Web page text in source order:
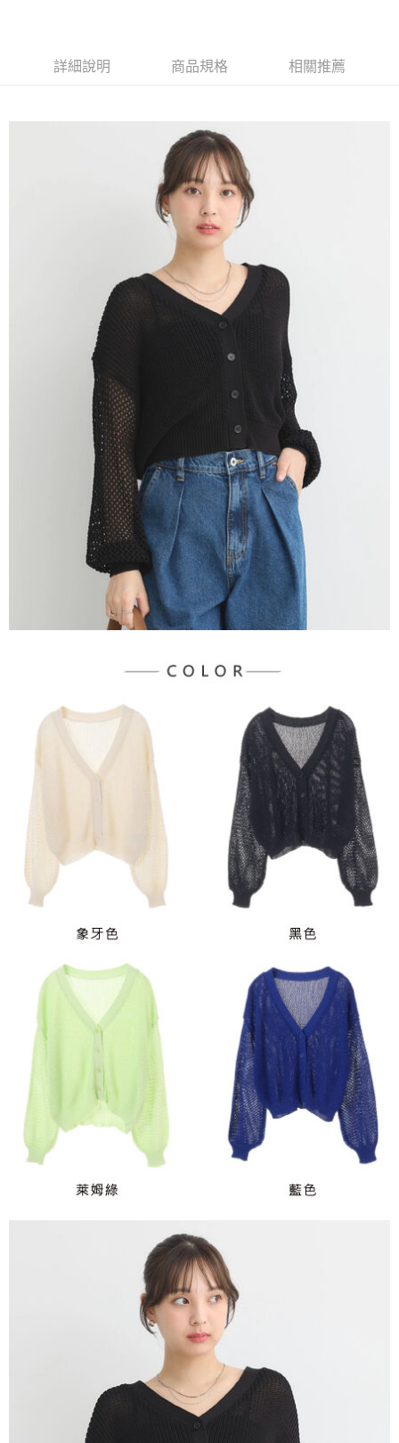
相關說明
【大哥付你分期使用說明】
流程，驗證手機門號後，選擇欲分期的期數、繳款截止日，確認付款後即完
3.實際核准額度、可分期數及費用金額請依後續交易確認頁面所載為準。
4.訂單成立30分鐘內，如未前往確認交易或遇審核未通過，訂單將自動取
消。如遇「轉專審核」未通過狀況，表示未達大哥付你分期系統評分，恕無
1.分期款項不併入電信帳單，「大哥付你分期」於每月結算日後寄送繳費提
2.透過簡訊連結打開帳單後，可選擇「超商條碼／台灣大直營門市／銀行轉
帳／街口支付／iPASS MONEY」等通路繳費。
1.本服務係由「台灣大哥大股份有限公司」（以下簡稱本公司）所提供，讓
用戶於交易時，得透過本服務購買商品或服務，並由商店將買賣／分期付款
買賣價金債權讓與本公司後，依約使用本公司帳單繳交帳款。
2.基於同意付款使用「大哥付你分期」之契約關係目的，商店將以您的個人
資料（包含姓名、電話或地址）提供予台灣大哥大進項蒐集、處理及利用，
由本公司與您本人進行分期帳單所需資料之確認、核對及更正。
3.完整用戶服務條款，請詳閱以下連結：
https://oppay.tw/userRule
AFTEE先享後付是「在收到商品之後才付款」的支付方式。 讓您購物簡單
１．簡單：不需註冊會員、不需綁卡、不需儲值。
２．便利：只要手機號碼，簡訊認證，即可結帳。
３．安心：先確認商品／服務後，再付款。
【「AFTEE先享後付」結帳流程】
１．於結帳方式選擇「AFTEE先享後付」後，將跳轉至「AFTEE先享後付」
結帳頁面，進行簡訊認證並確認金額後，即可完成結帳。
２．訂單成立數日內，您將收到繳費通知簡訊。
３．收到繳費通知簡訊後14天內，點擊此簡訊中的連結，可透過四大超商／
ATM／網路銀行／等多元方式進行付款，方視為交易完成。
※ 請注意：結帳手續完成當下不需立刻繳費，但若您需要取消訂單，請聯絡
購買商品的店家。未經商家同意取消之訂單仍視為有效，需透過AFTEE先享
後付繳納相關費用。
※ 交易是否成功請以「AFTEE先享後付 」之結帳頁面顯示為準，若有關於
是否繳費成功／繳費後需取消欲退款等相關疑問，請聯繫「AFTEE先享後付
客戶支援中心」 https://netprotections.freshdesk.com/support/home
１．透過由恩沛科技股份有限公司提供之「AFTEE先享後付」服務完成之交
易，需依本服務之必要範圍內提供個人資料，並將交易相關給付款項請求債
權轉讓予恩沛科技股份有限公司。
２．關於個人資料處理事宜，請瀏覽以下網址：
https://aftee.tw/terms/#terms3
３．未成年的使用者請事先徵得法定代理人或監護人之同意方可使用
「AFTEE先享後付」，若未經同意申辦者引起之損失，本公司不負相關責
４．使用「AFTEE先享後付」時，將依據個別帳號之用戶狀況，依本公司即
時審查核予不同之上限額度；若仍有額度不足之情形，本公司將視審查結果
請求用戶進行身份認證。
每筆NT$60，滿NT$1,500(含以上)免運費
每筆NT$60，滿NT$1,500(含以上)免運費
萊爾富取貨付款
每筆NT$60，滿NT$1,500(含以上)免運費
每筆NT$60，滿NT$1,500(含以上)免運費
每筆NT$60，滿NT$1,500(含以上)免運費
每筆NT$60，滿NT$1,500(含以上)免運費
每筆NT$90，滿NT$1,500(含以上)免運費
詳細說明 商品規格 相關推薦